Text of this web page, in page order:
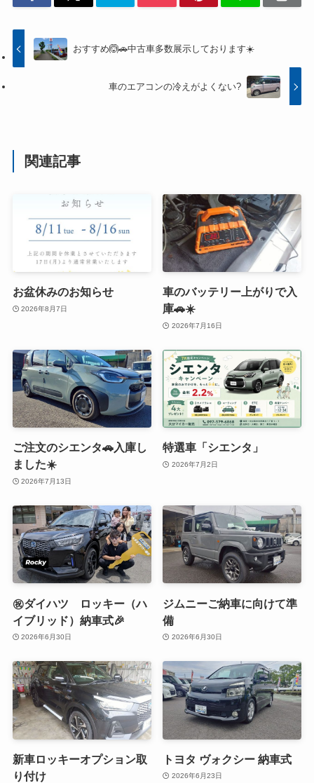
おすすめ🙆🚗中古車多数展示しております☀️
車のエアコンの冷えがよくない?
関連記事
お盆休みのお知らせ
2026年8月7日
車のバッテリー上がりで入
庫🚗☀️
2026年7月16日
ご注文のシエンタ🚗入庫し
ました☀️
2026年7月13日
特選車「シエンタ」
2026年7月2日
㊗️ダイハツ ロッキー（ハ
イブリッド）納車式🎉
2026年6月30日
ジムニーご納車に向けて準
備
2026年6月30日
新車ロッキーオプション取
り付け
トヨタ ヴォクシー 納車式
2026年6月23日